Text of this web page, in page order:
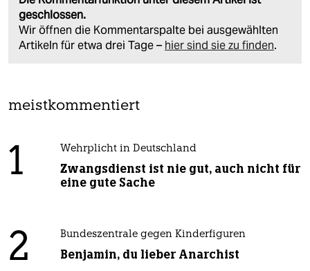
geschlossen.
Wir öffnen die Kommentarspalte bei ausgewählten
Artikeln für etwa drei Tage – hier sind sie zu finden.
meistkommentiert
1 Wehrplicht in Deutschland
Zwangsdienst ist nie gut, auch nicht für
eine gute Sache
2 Bundeszentrale gegen Kinderfiguren
Benjamin, du lieber Anarchist